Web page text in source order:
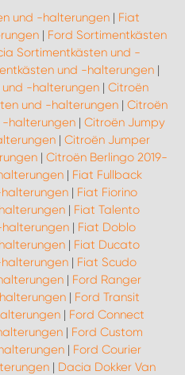
und -halterungen| Fiat
| Ford Sortimentkästen
Sortimentkästen und -
und -halterungen|
-halterungen| Citroën
und -halterungen | Citroën
-halterungen | Citroën Jumpy
| Citroën Jumper
| Citroën Berlingo 2019-
| Fiat Fullback
| Fiat Fiorino
| Fiat Talento
| Fiat Doblo
| Fiat Ducato
| Fiat Scudo
| Ford Ranger
| Ford Transit
| Ford Connect
| Ford Custom
| Ford Courier
| Dacia Dokker Van